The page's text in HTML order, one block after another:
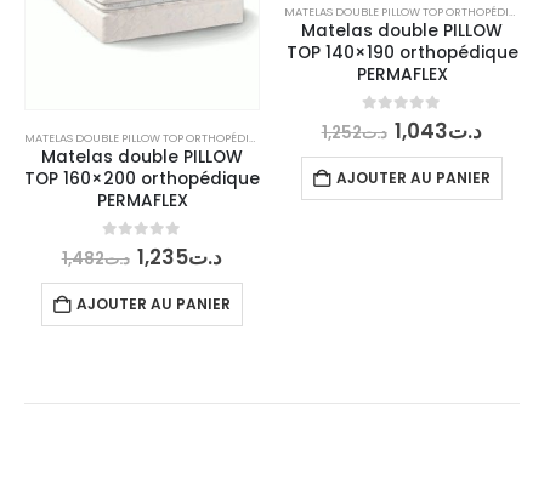
MATELAS DOUBLE PILLOW TOP ORTHOPÉDIQUES
Matelas double PILLOW
TOP 160×200 orthopédique
PERMAFLEX
out of 5د.ت1,482 Le
prix
initial
était :
د.ت1,482.
د.ت1,235 Le
prix
actuel
est :
AJOUTER AU PANIER
MATELAS DOUBLE PILLOW TOP ORTHOPÉDIQUES
Matelas double PILLOW
TOP 140×190 orthopédique
PERMAFLEX
out of 5د.ت1,252 Le
prix
initial
était :
د.ت1,252.
د.ت1,043 Le
prix
est :
AJOUTER AU PANIER